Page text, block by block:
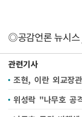
◎공감언론 뉴시스
관련기사